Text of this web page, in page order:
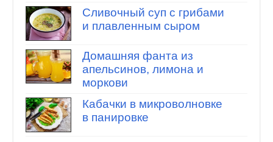
Сливочный суп с грибами
и плавленным сыром
Домашняя фанта из
апельсинов, лимона и
моркови
Кабачки в микроволновке
в панировке